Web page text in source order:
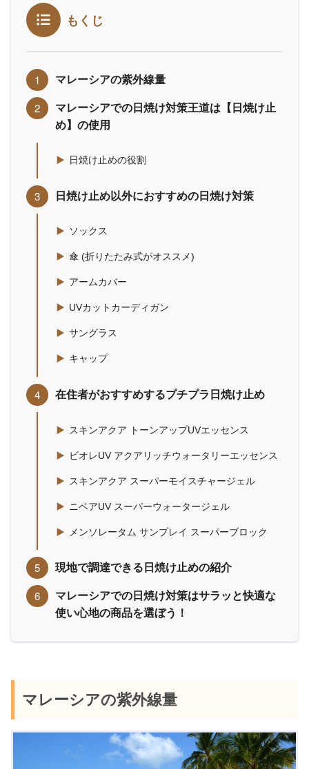
もくじ
マレーシアの紫外線量
マレーシアでの日焼け対策王道は【日焼け止
め】の使用
日焼け止めの役割
日焼け止め以外におすすめの日焼け対策
ソックス
傘 (折りたたみ式がオススメ)
アームカバー
UVカットカーディガン
サングラス
キャップ
在住者がおすすめするプチプラ日焼け止め
スキンアクア トーンアップUVエッセンス
ビオレUV アクアリッチウォータリーエッセンス
スキンアクア スーパーモイスチャージェル
ニベアUV スーパーウォータージェル
メンソレータム サンプレイ スーパーブロック
現地で調達できる日焼け止めの紹介
マレーシアでの日焼け対策はサラッと快適な
使い心地の商品を選ぼう！
マレーシアの紫外線量